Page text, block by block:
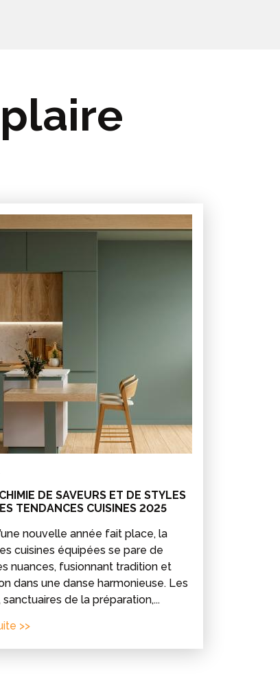
DE SAVEURS ET DE STYLES
TENDANCES CUISINES 2025
nouvelle année fait place, la
cuisines équipées se pare de
nuances, fusionnant tradition et
dans une danse harmonieuse. Les
sanctuaires de la préparation,...
>>